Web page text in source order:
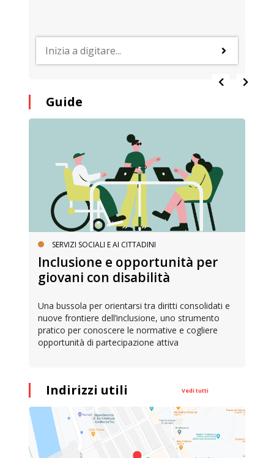
Guide
SERVIZI SOCIALI E AI CITTADINI
Inclusione e opportunità per
giovani con disabilità
Una bussola per orientarsi tra diritti consolidati e
nuove frontiere dell’inclusione, uno strumento
pratico per conoscere le normative e cogliere
opportunità di partecipazione attiva
Indirizzi utili Vedi tutti